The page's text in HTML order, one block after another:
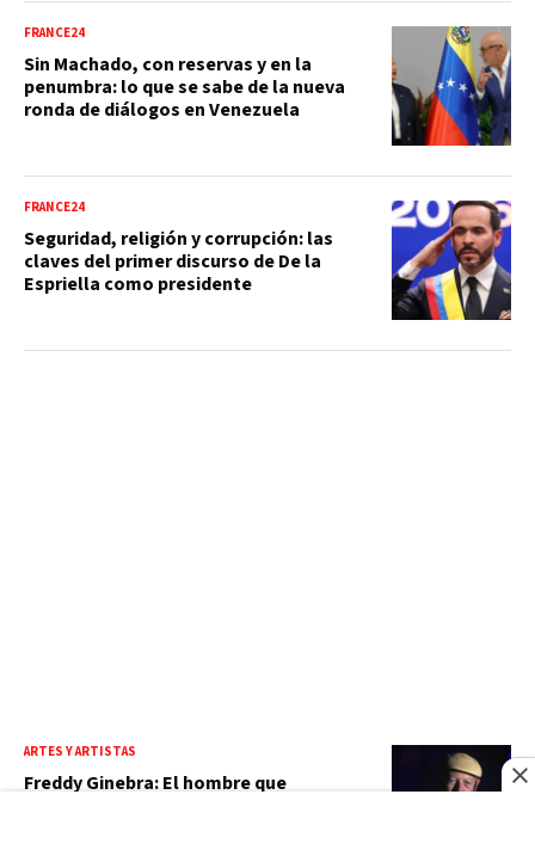
FRANCE24
Sin Machado, con reservas y en la
penumbra: lo que se sabe de la nueva
ronda de diálogos en Venezuela
FRANCE24
Seguridad, religión y corrupción: las
claves del primer discurso de De la
Espriella como presidente
ARTES Y ARTISTAS
Freddy Ginebra: El hombre que